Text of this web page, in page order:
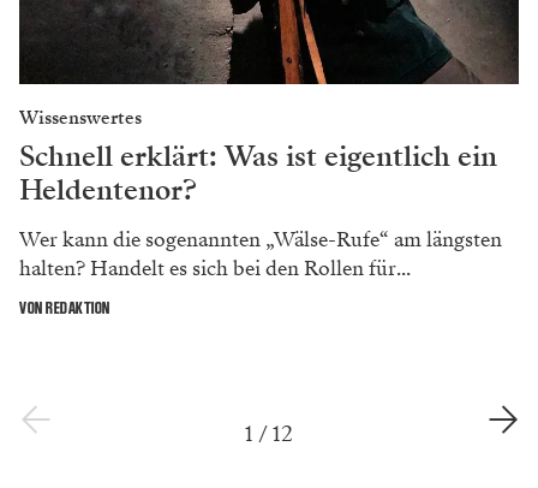
Wissenswertes
Schnell erklärt: Was ist eigentlich ein
Heldentenor?
Wer kann die sogenannten „Wälse-Rufe“ am längsten
halten? Handelt es sich bei den Rollen für...
VON REDAKTION
1 /12